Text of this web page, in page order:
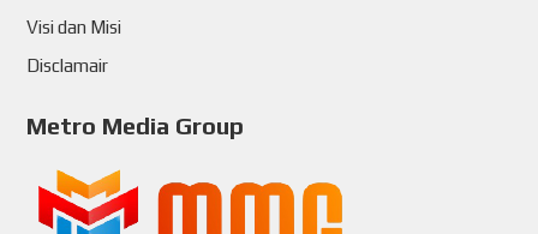
Visi dan Misi
Disclamair
Metro Media Group